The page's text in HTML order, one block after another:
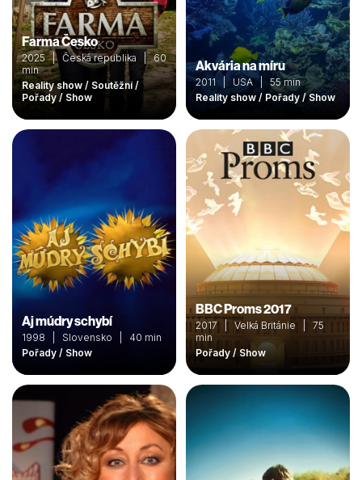
Farma Česko
2025 | Česká republika | 60
min
Reality show / Soutěžní /
Pořady / Show
Akvária na míru
2011 | USA | 55 min
Reality show / Pořady / Show
Aj múdry schybí
1998 | Slovensko | 40 min
Pořady / Show
BBC Proms 2017
2017 | Velká Británie | 75
min
Pořady / Show